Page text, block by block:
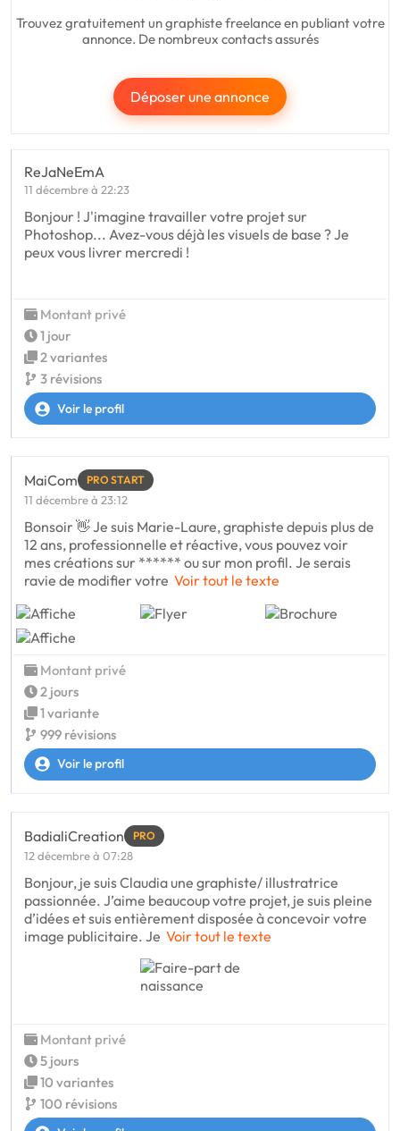
Trouvez gratuitement un graphiste freelance en publiant votre
annonce. De nombreux contacts assurés
Déposer une annonce
ReJaNeEmA
11 décembre à 22:23
Bonjour ! J'imagine travailler votre projet sur
Photoshop... Avez-vous déjà les visuels de base ? Je
peux vous livrer mercredi !
Montant privé
1 jour
2 variantes
3 révisions
Voir le profil
MaiCom PRO START
11 décembre à 23:12
Bonsoir 👋 Je suis Marie-Laure, graphiste depuis plus de
12 ans, professionnelle et réactive, vous pouvez voir
mes créations sur ****** ou sur mon profil. Je serais
ravie de modifier votre Voir tout le texte
Montant privé
2 jours
1 variante
999 révisions
Voir le profil
BadialiCreation PRO
12 décembre à 07:28
Bonjour, je suis Claudia une graphiste/ illustratrice
passionnée. J’aime beaucoup votre projet, je suis pleine
d’idées et suis entièrement disposée à concevoir votre
image publicitaire. Je Voir tout le texte
Montant privé
5 jours
10 variantes
100 révisions